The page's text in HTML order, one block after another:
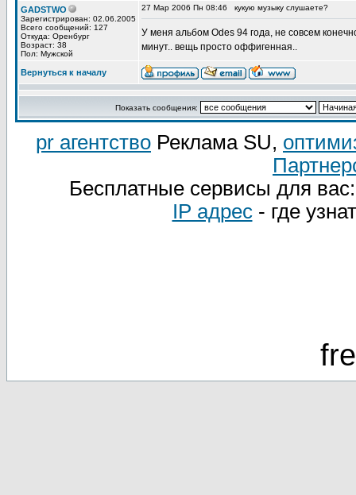
GADSTWO
Зарегистрирован: 02.06.2005
Всего сообщений: 127
Откуда: Оренбург
Возраст: 38
Пол: Мужской
27 Мар 2006 Пн 08:46 кукую музыку слушаете?
У меня альбом Odes 94 года, не совсем
минут.. вещь просто оффигенная..
Вернуться к началу
Показать сообщения:
pr агентство Реклама SU,
Бесплатные сервисы для
IP адрес- где